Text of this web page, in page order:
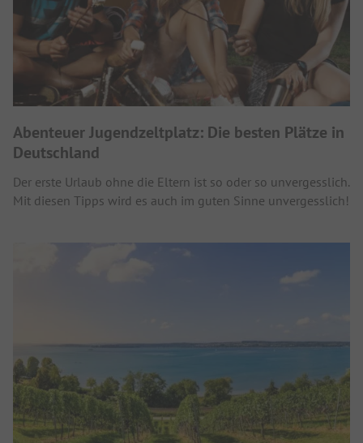
Abenteuer Jugendzeltplatz: Die besten Plätze in
Deutschland
Der erste Urlaub ohne die Eltern ist so oder so unvergesslich.
Mit diesen Tipps wird es auch im guten Sinne unvergesslich!